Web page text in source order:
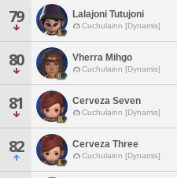
79 Lalajoni Tutujoni
Cuchulainn [Dynamis]
80 Vherra Mihgo
Cuchulainn [Dynamis]
81 Cerveza Seven
Cuchulainn [Dynamis]
82 Cerveza Three
Cuchulainn [Dynamis]